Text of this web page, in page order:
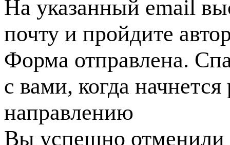
На указанный email
почту и пройдите
Форма отправлена.
с вами, когда
направлению
Вы успешно отменили